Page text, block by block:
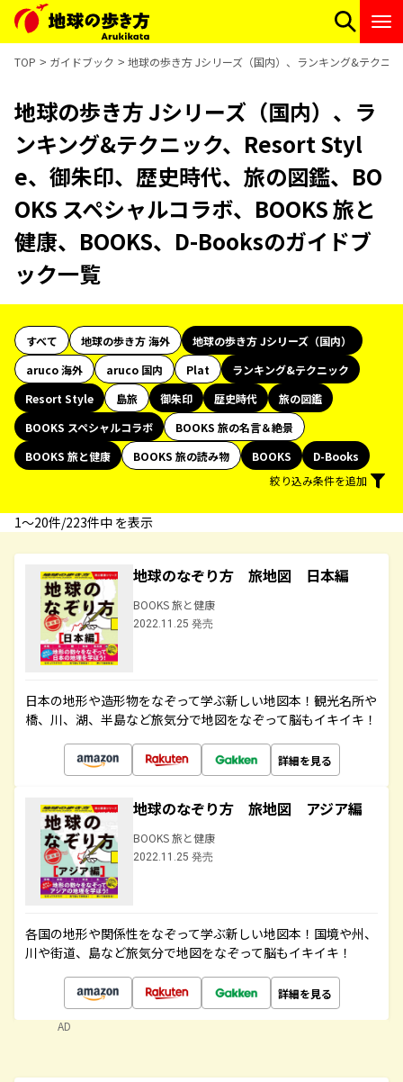
TOP ガイドブック 地球の歩き方 Jシリーズ（国内）、ランキング&テクニ
地球の歩き方 Jシリーズ（国内）、ラ
ンキング&テクニック、Resort Styl
e、御朱印、歴史時代、旅の図鑑、BO
OKS スペシャルコラボ、BOOKS 旅と
健康、BOOKS、D-Booksのガイドブ
ック一覧
すべて 地球の歩き方 海外
地球の歩き方 Jシリーズ（国内）
aruco 海外
aruco 国内 Plat
ランキング&テクニック
Resort Style
島旅 御朱印 歴史時代
旅の図鑑
BOOKS スペシャルコラボ
BOOKS 旅の名言＆絶景
BOOKS 旅と健康
BOOKS 旅の読み物 BOOKS
D-Books
絞り込み条件を追加
1〜20件/223件中 を表示
地球のなぞり方 旅地図 日本編
BOOKS 旅と健康
2022.11.25 発売
日本の地形や造形物をなぞって学ぶ新しい地図本！観光名所や
橋、川、湖、半島など旅気分で地図をなぞって脳もイキイキ！
詳細を見る
地球のなぞり方 旅地図 アジア編
BOOKS 旅と健康
2022.11.25 発売
各国の地形や関係性をなぞって学ぶ新しい地図本！国境や州、
川や街道、島など旅気分で地図をなぞって脳もイキイキ！
詳細を見る
AD